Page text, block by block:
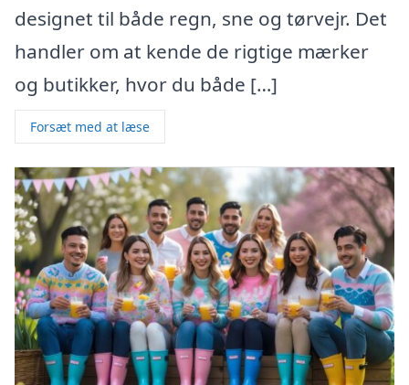
designet til både regn, sne og tørvejr. Det
handler om at kende de rigtige mærker
og butikker, hvor du både […]
Forsæt med at læse